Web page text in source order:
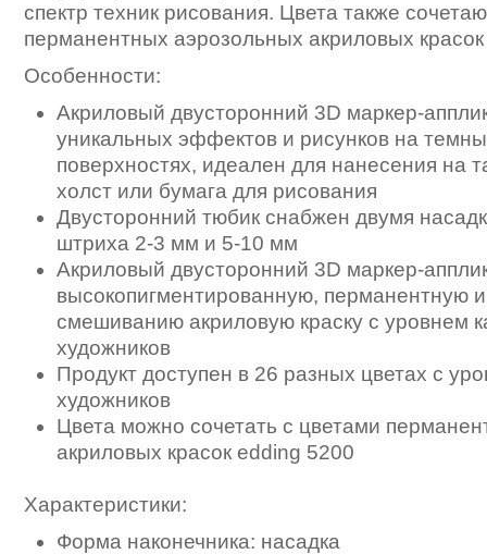
спектр техник рисования. Цвета также
перманентных аэрозольных акриловых
Особенности:
Акриловый двусторонний 3D маркер-
уникальных эффектов и рисунков на
поверхностях, идеален для нанесения на
холст или бумага для рисования
Двусторонний тюбик снабжен двумя
штриха 2-3 мм и 5-10 мм
Акриловый двусторонний 3D маркер-
высокопигментированную, перманентную
смешиванию акриловую краску с уровнем
художников
Продукт доступен в 26 разных цветах с
художников
Цвета можно сочетать с цветами
акриловых красок edding 5200
Характеристики:
Форма наконечника: насадка